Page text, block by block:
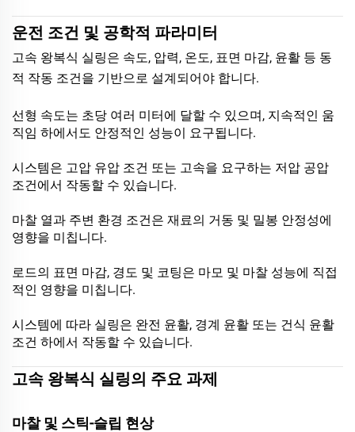
운전 조건 및 공학적 파라미터
고속 왕복식 실링은 속도, 압력, 온도, 표면 마감, 윤활 등 동
적 작동 조건을 기반으로 설계되어야 합니다.
선형 속도는 초당 여러 미터에 달할 수 있으며, 지속적인 움
직임 하에서도 안정적인 성능이 요구됩니다.
시스템은 고압 유압 조건 또는 고속을 요구하는 저압 공압
조건에서 작동할 수 있습니다.
마찰 열과 주변 환경 조건은 재료의 거동 및 밀봉 안정성에
영향을 미칩니다.
로드의 표면 마감, 경도 및 코팅은 마모 및 마찰 성능에 직접
적인 영향을 미칩니다.
시스템에 따라 실링은 완전 윤활, 경계 윤활 또는 건식 윤활
조건 하에서 작동할 수 있습니다.
고속 왕복식 실링의 주요 과제
마찰 및 스틱-슬립 현상